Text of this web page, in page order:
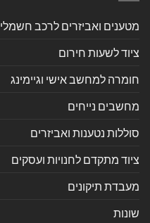
מטענים ואביזרים לרכב חשמלי
ציוד לשעות חירום
חומרה למחשב אישי וגיימינג
מחשבים נייחים
סוללות נטענות ואביזרים
ציוד מתקדם לחנויות ועסקים
מעבדת תיקונים
שונות